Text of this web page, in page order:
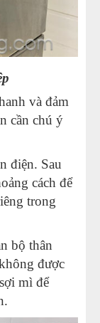
và đảm
cần chú ý
điện. Sau
cách để
trong
bộ thân
được
mì để